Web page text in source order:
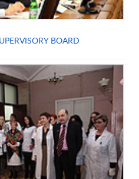
BOARD